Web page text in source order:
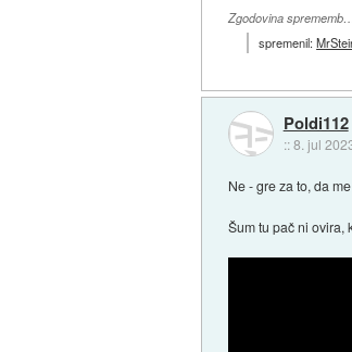
Zgodovina sprememb…
spremenil:
Poldi112
::8. jul
Ne - gre za to, da
Šum tu pač ni ovira,